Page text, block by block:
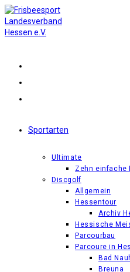
Zum
Inhalt
springen
Sportarten
Ultimate
Zehn einfache
Discgolf
Allgemein
Hessentour
Archiv
Hessische
Parcourbau
Parcoure in
Bad
Breuna